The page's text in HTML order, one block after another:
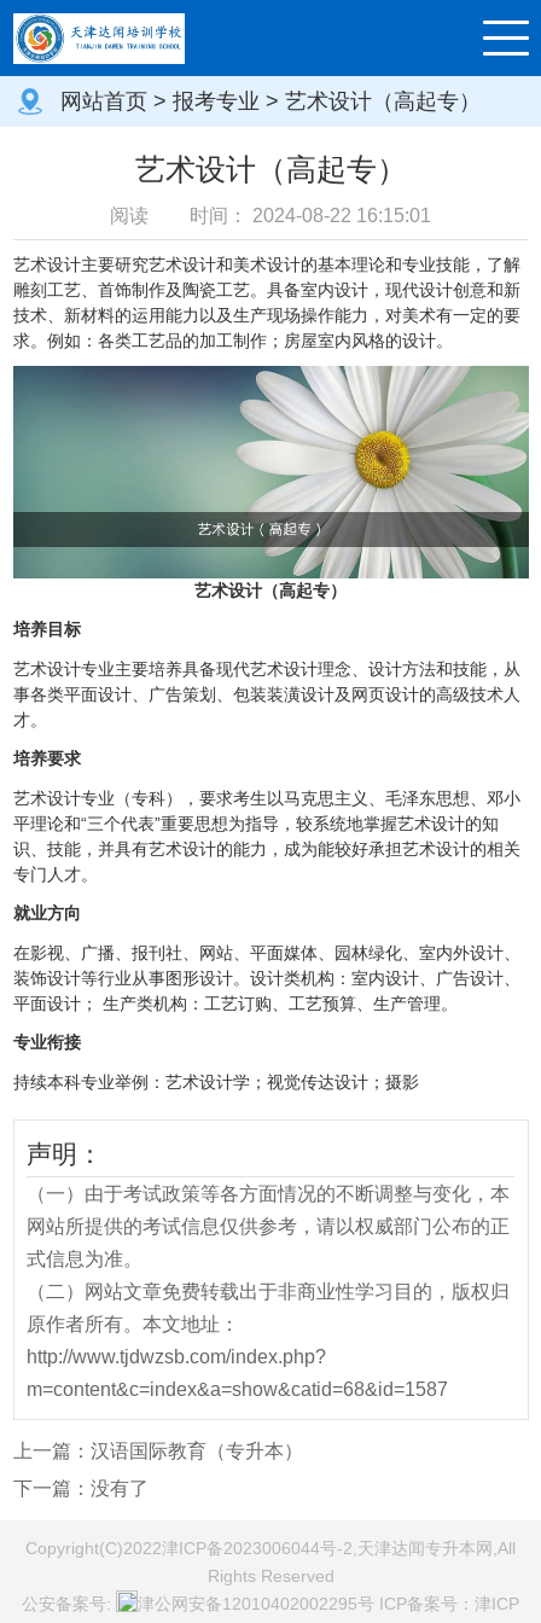
网站首页 > 报考专业 > 艺术设计（高起专）
艺术设计（高起专）
阅读 时间： 2024-08-22 16:15:01
艺术设计主要研究艺术设计和美术设计的基本理论和专业技能，了解
雕刻工艺、首饰制作及陶瓷工艺。具备室内设计，现代设计创意和新
技术、新材料的运用能力以及生产现场操作能力，对美术有一定的要
求。例如：各类工艺品的加工制作；房屋室内风格的设计。
艺术设计（高起专）
培养目标
艺术设计专业主要培养具备现代艺术设计理念、设计方法和技能，从
事各类平面设计、广告策划、包装装潢设计及网页设计的高级技术人
才。
培养要求
艺术设计专业（专科），要求考生以马克思主义、毛泽东思想、邓小
平理论和“三个代表”重要思想为指导，较系统地掌握艺术设计的知
识、技能，并具有艺术设计的能力，成为能较好承担艺术设计的相关
专门人才。
就业方向
在影视、广播、报刊社、网站、平面媒体、园林绿化、室内外设计、
装饰设计等行业从事图形设计。设计类机构：室内设计、广告设计、
平面设计；
生产类机构：工艺订购、工艺预算、生产管理。
专业衔接
持续本科专业举例：艺术设计学；视觉传达设计；摄影
声明：
（一）由于考试政策等各方面情况的不断调整与变化，本
网站所提供的考试信息仅供参考，请以权威部门公布的正
式信息为准。
（二）网站文章免费转载出于非商业性学习目的，版权归
原作者所有。本文地址：
http://www.tjdwzsb.com/index.php?
m=content&c=index&a=show&catid=68&id=1587
上一篇： 汉语国际教育（专升本）
下一篇：没有了
Copyright(C)2022津ICP备2023006044号-2,天津达闻专升本网,All
Rights Reserved
公安备案号:
津公网安备12010402002295号 ICP备案号： 津ICP